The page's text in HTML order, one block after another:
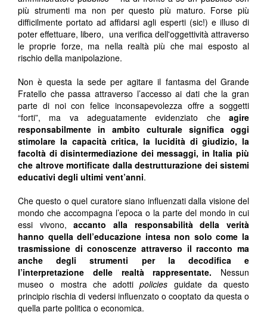
più strumenti ma non per questo più maturo. Forse più
difficilmente portato ad affidarsi agli esperti (sic!) e illuso di
poter effettuare, libero, una verifica dell'oggettività attraverso
le proprie forze, ma nella realtà più che mai esposto al
rischio della manipolazione.
Non è questa la sede per agitare il fantasma del Grande
Fratello che passa attraverso l’accesso ai dati che la gran
parte di noi con felice inconsapevolezza offre a soggetti
“forti”, ma va adeguatamente evidenziato che agire
responsabilmente in ambito culturale significa oggi
stimolare la capacità critica, la lucidità di giudizio, la
facoltà di disintermediazione dei messaggi, in Italia più
che altrove mortificate dalla destrutturazione dei sistemi
educativi degli ultimi vent’anni.
Che questo o quel curatore siano influenzati dalla visione del
mondo che accompagna l’epoca o la parte del mondo in cui
essi vivono,accanto alla responsabilità della verità
hanno quella dell’educazione intesa non solo come la
trasmissione di conoscenze attraverso il racconto ma
anche degli strumenti per la decodifica e
l’interpretazione delle realtà rappresentate. Nessun
museo o mostra che adottipolicies guidate da questo
principio rischia di vedersi influenzato o cooptato da questa o
quella parte politica o economica.